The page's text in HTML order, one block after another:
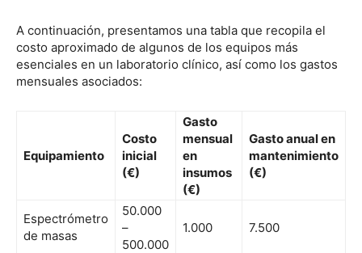
A continuación, presentamos una tabla que recopila el
costo aproximado de algunos de los equipos más
esenciales en un laboratorio clínico, así como los gastos
mensuales asociados:
Equipamiento
Costo
inicial
(€)
Gasto
mensual
en
insumos
(€)
Gasto anual en
mantenimiento
(€)
Espectrómetro
de masas
50.000
–
500.000
1.000 7.500